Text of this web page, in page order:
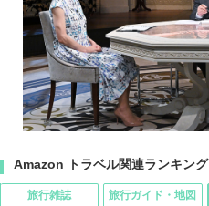
Amazon トラベル関連ランキング
旅行雑誌 旅行ガイド・地図